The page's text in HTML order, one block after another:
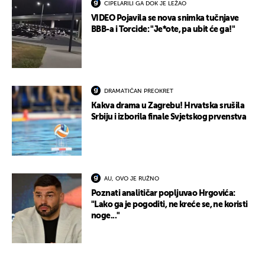
CIPELARILI GA DOK JE LEŽAO
VIDEO Pojavila se nova snimka tučnjave
BBB-a i Torcide: "Je*ote, pa ubit će ga!"
DRAMATIČAN PREOKRET
Kakva drama u Zagrebu! Hrvatska srušila
Srbiju i izborila finale Svjetskog prvenstva
AU, OVO JE RUŽNO
Poznati analitičar popljuvao Hrgovića:
"Lako ga je pogoditi, ne kreće se, ne koristi
noge..."